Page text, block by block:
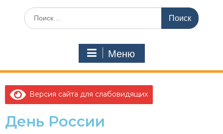
Меню
Версия сайта для слабовидящих
День России